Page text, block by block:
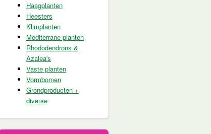
Haagplanten
Heesters
Klimplanten
Mediterrane planten
Rhododendrons &
Azalea's
Vaste planten
Vormbomen
Grondproducten +
diverse